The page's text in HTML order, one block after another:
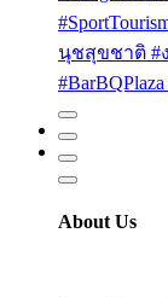
นุชสุขชาติ #
About Us